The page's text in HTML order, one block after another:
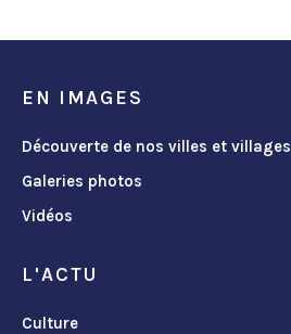
EN IMAGES
Découverte de nos villes et villages
Galeries photos
Vidéos
L'ACTU
Culture